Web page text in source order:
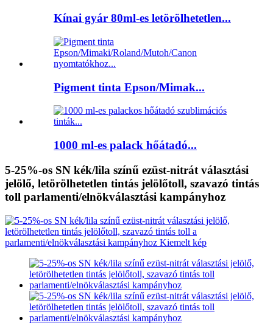
Kínai gyár 80ml-es letörölhetetlen...
Pigment tinta Epson/Mimak...
1000 ml-es palack hőátadó...
5-25%-os SN kék/lila színű ezüst-nitrát választási
jelölő, letörölhetetlen tintás jelölőtoll, szavazó tintás
toll parlamenti/elnökválasztási kampányhoz